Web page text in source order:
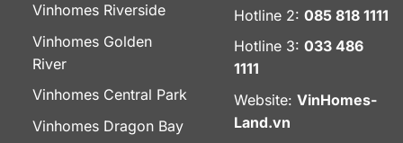
Vinhomes Riverside
Vinhomes Golden
River
Vinhomes Central Park
Vinhomes Dragon Bay
Hotline 2: 085 818 1111
Hotline 3: 033 486
1111
Website: VinHomes-
Land.vn